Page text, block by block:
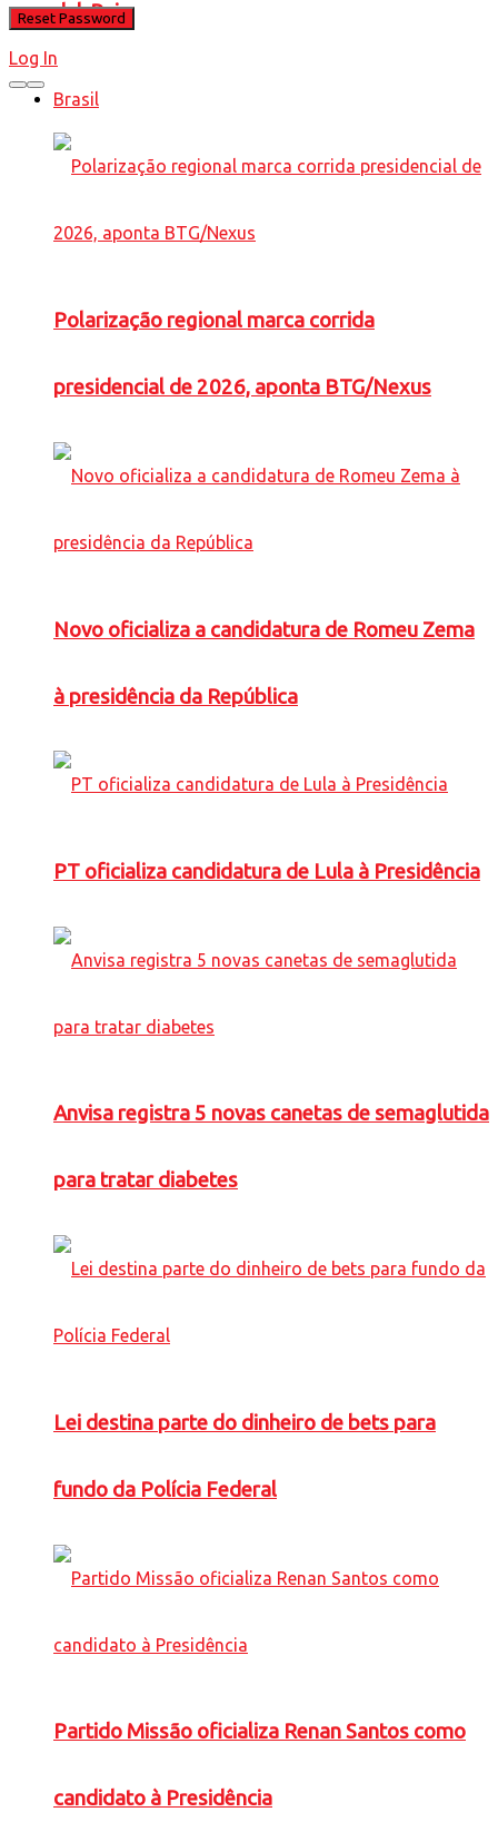
del-Rei
Brasil
Polarização regional marca corrida
presidencial de 2026, aponta BTG/Nexus
Novo oficializa a candidatura de Romeu Zema
à presidência da República
PT oficializa candidatura de Lula à Presidência
Anvisa registra 5 novas canetas de semaglutida
para tratar diabetes
Lei destina parte do dinheiro de bets para
fundo da Polícia Federal
Partido Missão oficializa Renan Santos como
candidato à Presidência
Log In